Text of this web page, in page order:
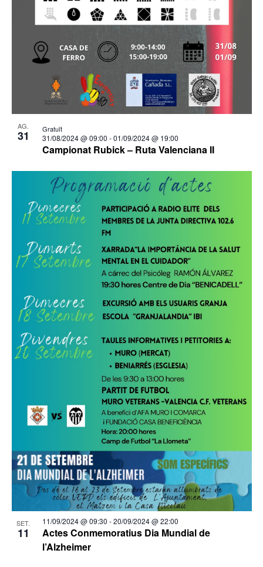
AG.
31
Campionat Rubick – Ruta Valenciana II
31/08/2024 @ 09:00 -01/09/2024 @ 19:00
Gratuït
SET.
11
Actes Conmemoratius Dia Mundial de
l’Alzheimer
11/09/2024 @ 09:30 -20/09/2024 @ 22:00